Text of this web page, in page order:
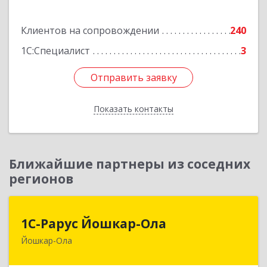
Клиентов на сопровождении
240
1С:Специалист
3
Отправить заявку
Показать контакты
Отправить заявку
Назад
Ближайшие партнеры из соседних
регионов
1С-Рарус Йошкар-Ола
Йошкар-Ола
424004, Марий Эл Респ, Йошкар-Ола г, Волкова